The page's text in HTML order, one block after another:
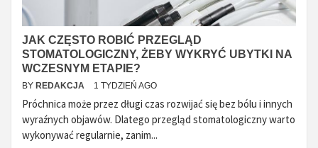
JAK CZĘSTO ROBIĆ PRZEGLĄD
STOMATOLOGICZNY, ŻEBY WYKRYĆ UBYTKI NA
WCZESNYM ETAPIE?
BY REDAKCJA 1 TYDZIEŃ AGO
Próchnica może przez długi czas rozwijać się bez bólu i innych
wyraźnych objawów. Dlatego przegląd stomatologiczny warto
wykonywać regularnie, zanim...